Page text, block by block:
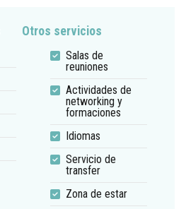
Otros servicios
Salas de
reuniones
Actividades de
networking y
formaciones
Idiomas
Servicio de
transfer
Zona de estar